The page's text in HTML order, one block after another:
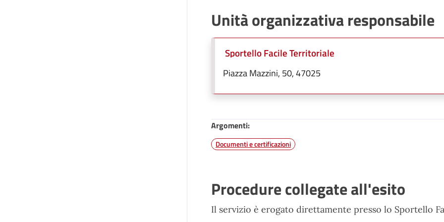
Unità organizzativa responsabile
Sportello Facile Territoriale
Piazza Mazzini, 50, 47025
Argomenti:
Documenti e certificazioni
Procedure collegate all'esito
Il servizio è erogato direttamente presso lo Sportello